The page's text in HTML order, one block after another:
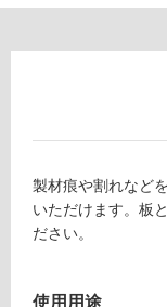
フ
製材痕や割れなど
いただけます。板
ださい。
使用用途